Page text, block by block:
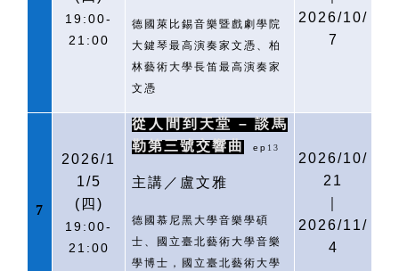
19:00-
21:00
德國萊比錫音樂暨戲劇學院
大鍵琴最高演奏家文憑、柏
林藝術大學長笛最高演奏家
文憑
2026/10/
7
7
2026/1
1/5
( 四)
19:00-
21:00
從人間到天堂 – 談馬
勒第三號交響曲
ep 13
主講／盧文雅
德國慕尼黑大學音樂學碩
士、國立臺北藝術大學音樂
學博士，國立臺北藝術大學
2026/10/
21
2026/11/
4